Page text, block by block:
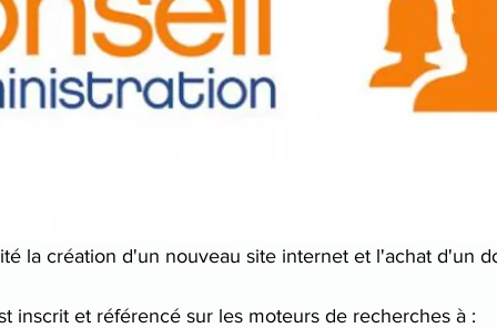
la création d'un nouveau site internet et l'achat d'un
inscrit et référencé sur les moteurs de recherches à :